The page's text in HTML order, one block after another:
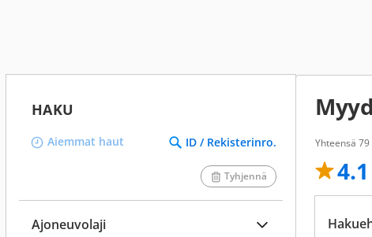
HAKU
Aiemmat haut ID / Rekisterinro.
Tyhjennä
Ajoneuvolaji
Yhteensä
4.1